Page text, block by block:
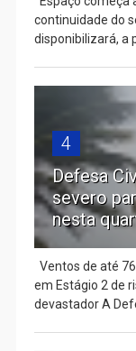
continuidade do
disponibilizará, a
4
Defesa
severo
nesta
Ventos de até
em Estágio 2 de
devastador A